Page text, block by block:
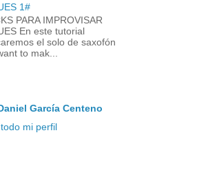
1#
PARA IMPROVISAR
En este tutorial
el solo de saxofón
to mak...
García Centeno
mi perfil